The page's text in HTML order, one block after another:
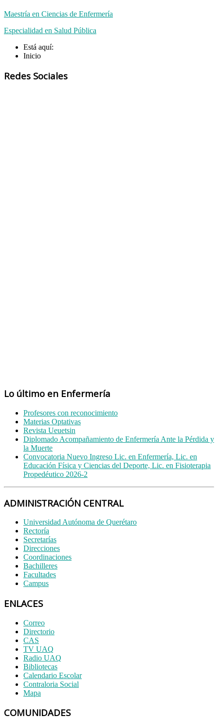
Maestría en Ciencias de Enfermería
Especialidad en Salud Pública
Está aquí:
Inicio
Redes Sociales
Lo último en Enfermería
Profesores con reconocimiento
Materias Optativas
Revista Ueuetsin
Diplomado Acompañamiento de Enfermería Ante la Pérdida y
la Muerte
Convocatoria Nuevo Ingreso Lic. en Enfermería, Lic. en
Educación Física y Ciencias del Deporte, Lic. en Fisioterapia
Propedéutico 2026-2
ADMINISTRACIÓN CENTRAL
Universidad Autónoma de Querétaro
Rectoría
Secretarías
Direcciones
Coordinaciones
Bachilleres
Facultades
Campus
ENLACES
Correo
Directorio
CAS
TV UAQ
Radio UAQ
Bibliotecas
Calendario Escolar
Contraloria Social
Mapa
COMUNIDADES